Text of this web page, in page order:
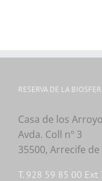
RESERVA DE LA
Casa de los Arroyo
Avda. Coll nº 3
35500, Arrecife
T. 928 59 85 00